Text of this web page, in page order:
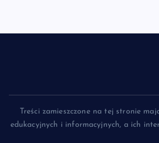
Treści zamieszczone na tej stronie
edukacyjnych i informacyjnych, a ich